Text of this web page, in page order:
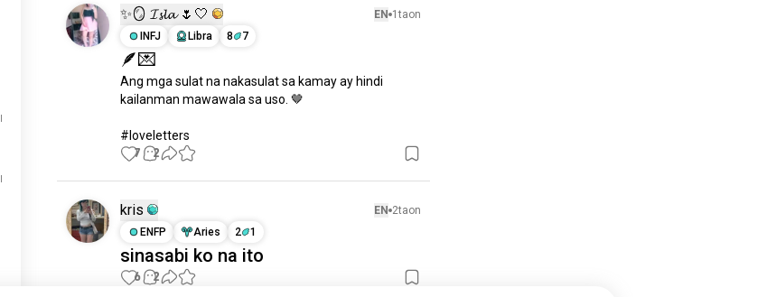
✨🪞 𝓘𝓼𝓵𝓪 🌷🤍 EN 1taon
INFJ
Libra 8 7
🪶💌
Ang mga sulat na nakasulat sa kamay ay hindi
kailanman mawawala sa uso. 🤎
#loveletters
7 2
kris EN 2taon
ENFP
Aries 2 1
sinasabi ko na ito
6 2